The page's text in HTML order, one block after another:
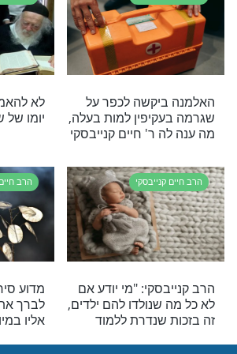
קנייבסקי
אין לי
מרן הגר"ח
יבואו ללמד"
הרב חיים